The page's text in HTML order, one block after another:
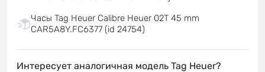
Часы Tag Heuer Calibre Heuer 02T 45 mm
CAR5A8Y.FC6377 (id 24754)
Интересует аналогичная модель Tag Heuer?